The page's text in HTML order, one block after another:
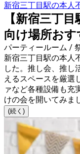
新宿三丁目駅の本人
【新宿三丁
向け場所お
パーティールーム /
新宿三丁目駅の本人
した。推し会、推し
えるスペースを厳選
ァなど各種設備も充
けの会を開いてみま
(続く)